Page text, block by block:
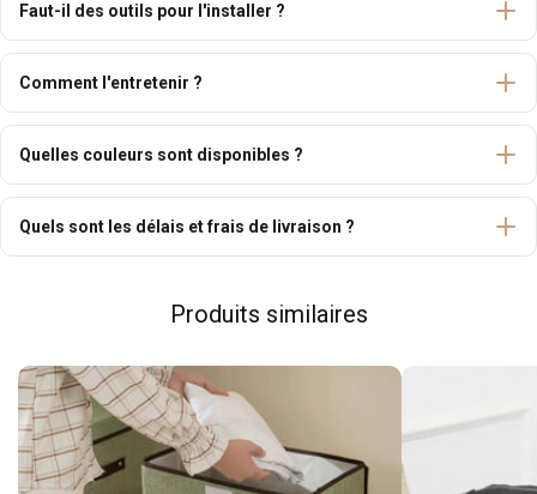
Faut-il des outils pour l'installer ?
Comment l'entretenir ?
Quelles couleurs sont disponibles ?
Quels sont les délais et frais de livraison ?
Produits similaires